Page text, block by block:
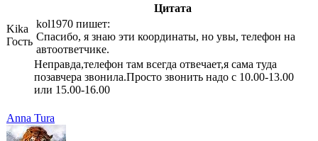
Kika
Гость
Цитата
kol1970 пишет:
Спасибо, я знаю эти координаты, но увы, телефон на
автоответчике.
Неправда,телефон там всегда отвечает,я сама туда
позавчера звонила.Просто звонить надо с 10.00-13.00
или 15.00-16.00
Anna Tura